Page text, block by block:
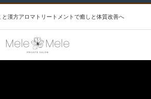
漢方アロマトリートメントで癒しと体質改善へ